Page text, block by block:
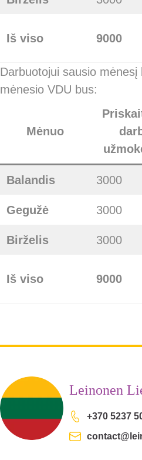
Iš viso 9000
Darbuotojui sausio
mėnesio VDU bus:
Mėnuo
Balandis 3000
Gegužė 3000
Birželis 3000
Iš viso 9000
Leinonen
+370 5237